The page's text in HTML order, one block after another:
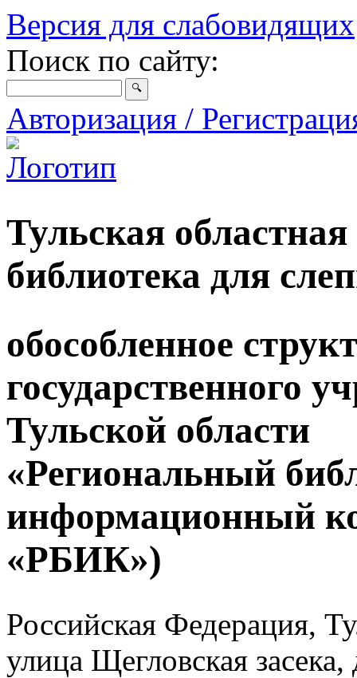
Версия для слабовидящих
Поиск по сайту:
Авторизация /
Тульская
библиотека для
обособленное
государственного
Тульской области
«Региональный
информационный
«РБИК»)
Российская Федерация,
улица Щегловская